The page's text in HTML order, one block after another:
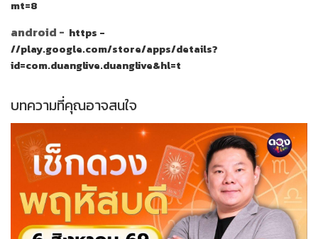
mt=8
android - https -
//play.google.com/store/apps/details?
id=com.duanglive.duanglive&hl=t
บทความที่คุณอาจสนใจ